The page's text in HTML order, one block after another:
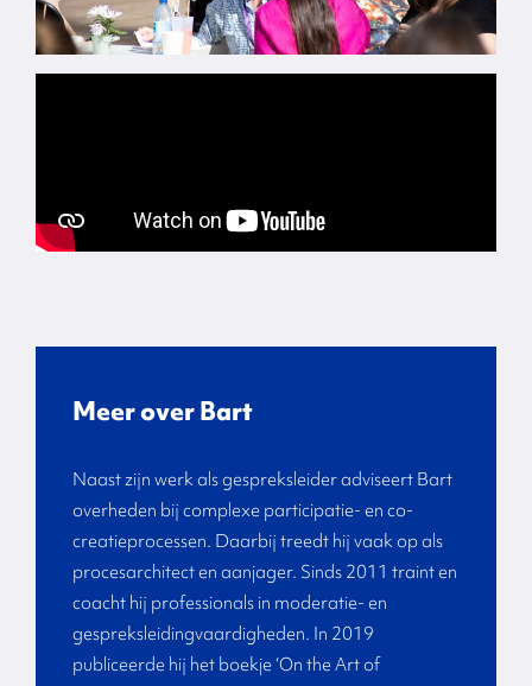
Meer over Bart
Naast zijn werk als gespreksleider adviseert Bart
overheden bij complexe participatie- en co-
creatieprocessen. Daarbij treedt hij vaak op als
procesarchitect en aanjager. Sinds 2011 traint en
coacht hij professionals in moderatie- en
gespreksleidingvaardigheden. In 2019
publiceerde hij het boekje ‘On the Art of